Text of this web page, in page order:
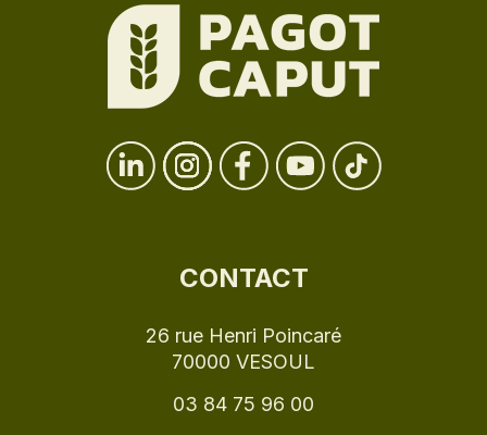
CONTACT
26 rue Henri Poincaré
70000 VESOUL
03 84 75 96 00